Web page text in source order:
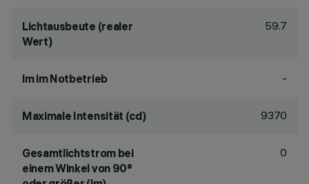
Lichtausbeute (realer
Wert)
59.7
lm im Notbetrieb -
Maximale Intensität (cd) 9370
Gesamtlichtstrom bei
einem Winkel von 90°
0